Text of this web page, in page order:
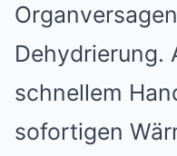
Dehydrierung.
schnellem
sofortigen